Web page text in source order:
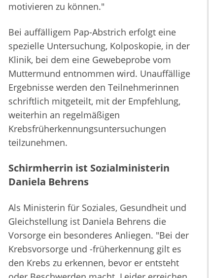
motivieren zu können."
Bei auffälligem Pap-Abstrich erfolgt eine
spezielle Untersuchung, Kolposkopie, in der
Klinik, bei dem eine Gewebeprobe vom
Muttermund entnommen wird. Unauffällige
Ergebnisse werden den Teilnehmerinnen
schriftlich mitgeteilt, mit der Empfehlung,
weiterhin an regelmäßigen
Krebsfrüherkennungsuntersuchungen
teilzunehmen.
Schirmherrin ist Sozialministerin
Daniela Behrens
Als Ministerin für Soziales, Gesundheit und
Gleichstellung ist Daniela Behrens die
Vorsorge ein besonderes Anliegen. "Bei der
Krebsvorsorge und -früherkennung gilt es
den Krebs zu erkennen, bevor er entsteht